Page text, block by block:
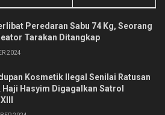
Peredaran Sabu 74 Kg, Seorang
Tarakan Ditangkap
2024
Kosmetik Ilegal Senilai Ratusan
Hasyim Digagalkan Satrol